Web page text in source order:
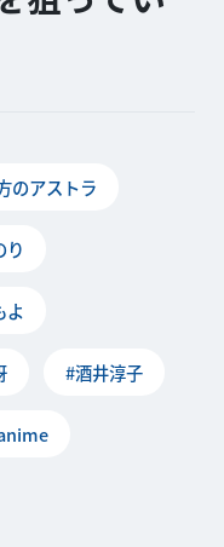
のアストラ
り
よ
#酒井淳子